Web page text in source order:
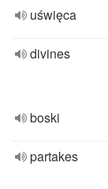
uświęca
divines
boski
partakes